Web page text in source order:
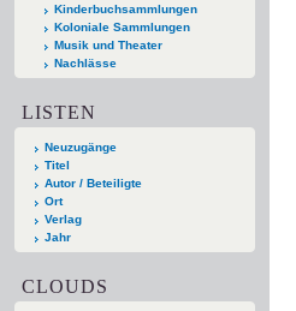
Kinderbuchsammlungen
Koloniale Sammlungen
Musik und Theater
Nachlässe
LISTEN
Neuzugänge
Titel
Autor / Beteiligte
Ort
Verlag
Jahr
CLOUDS